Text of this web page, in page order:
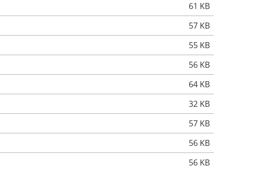
61 KB
57 KB
55 KB
56 KB
64 KB
32 KB
57 KB
56 KB
56 KB